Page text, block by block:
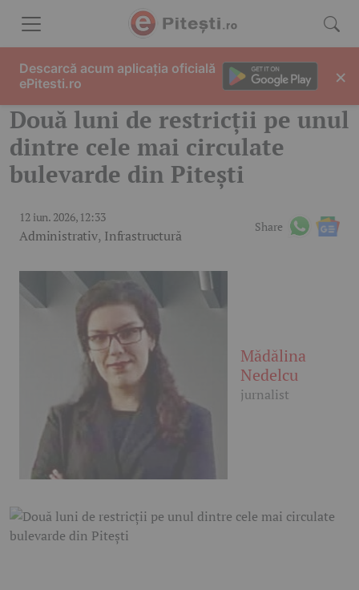
Două luni de restricții pe unul
dintre cele mai circulate
bulevarde din Pitești
12 iun. 2026, 12:33
Administrativ, Infrastructură
Share
Mădălina
Nedelcu
jurnalist
Descarcă acum aplicația oficială
ePitesti.ro
×